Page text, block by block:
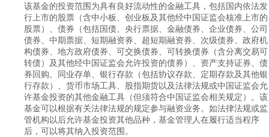
该基金的投资范围为具有良好流动性的金融工具，包括国内依法发
行上市的股票（含中小板、创业板及其他经中国证监会核准上市的
股票）、债券（包括国债、央行票据、金融债券、企业债券、公司
债券、中期票据、短期融资券、超短期融资券、次级债券、政府机
构债券、地方政府债券、可交换债券、可转换债券（含分离交易可
转债）及其他经中国证监会允许投资的债券）、资产支持证券、债
券回购、同业存单、银行存款（包括协议存款、定期存款及其他银
行存款）、货币市场工具、股指期货以及法律法规或中国证监会允
许基金投资的其他金融工具（但须符合中国证监会相关规定）。该
基金可以根据有关法律法规的规定参与融资业务。如法律法规或监
管机构以后允许基金投资其他品种，基金管理人在履行适当程序
后，可以将其纳入投资范围。